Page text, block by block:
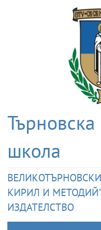
школа
КИРИЛ И
ИЗДАТЕЛСТВО